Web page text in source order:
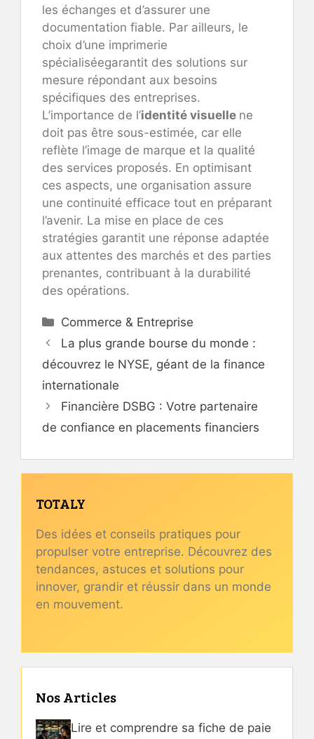
les échanges et d’assurer une
documentation fiable. Par ailleurs, le
choix d’une imprimerie
spécialiséegarantit des solutions sur
mesure répondant aux besoins
spécifiques des entreprises.
L’importance de l’identité visuelle ne
doit pas être sous-estimée, car elle
reflète l’image de marque et la qualité
des services proposés. En optimisant
ces aspects, une organisation assure
une continuité efficace tout en préparant
l’avenir. La mise en place de ces
stratégies garantit une réponse adaptée
aux attentes des marchés et des parties
prenantes, contribuant à la durabilité
des opérations.
Catégories
Commerce & Entreprise
La plus grande bourse du monde :
découvrez le NYSE, géant de la finance
internationale
Financière DSBG : Votre partenaire
de confiance en placements financiers
TOTALY
Des idées et conseils pratiques pour
propulser votre entreprise. Découvrez des
tendances, astuces et solutions pour
innover, grandir et réussir dans un monde
en mouvement.
Nos Articles
Lire et comprendre sa fiche de paie